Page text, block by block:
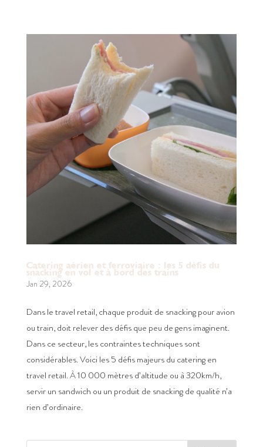
Catering aérien et ferroviaire : les 5 défis du
snacking en vol et à bord des trains
Jan 29, 2026
Dans le travel retail, chaque produit de snacking pour avion
ou train, doit relever des défis que peu de gens imaginent.
Dans ce secteur, les contraintes techniques sont
considérables. Voici les 5 défis majeurs du catering en
travel retail. À 10 000 mètres d’altitude ou à 320km/h,
servir un sandwich ou un produit de snacking de qualité n’a
rien d’ordinaire.